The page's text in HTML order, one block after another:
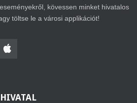
kövessen minket hivatalos
töltse le a városi applikációt!